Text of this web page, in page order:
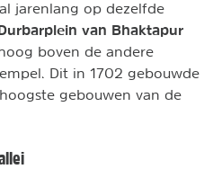
jarenlang op dezelfde
van Bhaktapur
boven de andere
Dit in 1702 gebouwde
gebouwen van de